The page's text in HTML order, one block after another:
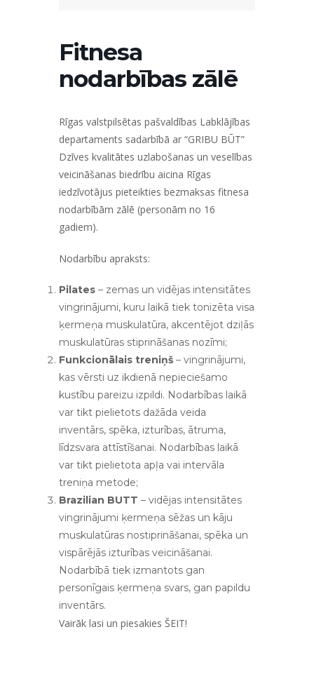
Fitnesa
nodarbības zālē
Rīgas valstpilsētas pašvaldības Labklājības
departaments sadarbībā ar “GRIBU BŪT”
Dzīves kvalitātes uzlabošanas un veselības
veicināšanas biedrību aicina Rīgas
iedzīvotājus pieteikties bezmaksas fitnesa
nodarbībām zālē (personām no 16
gadiem).
Nodarbību apraksts:
Pilates – zemas un vidējas intensitātes
vingrinājumi, kuru laikā tiek tonizēta visa
ķermeņa muskulatūra, akcentējot dziļās
muskulatūras stiprināšanas nozīmi;
Funkcionālais treniņš – vingrinājumi,
kas vērsti uz ikdienā nepieciešamo
kustību pareizu izpildi. Nodarbības laikā
var tikt pielietots dažāda veida
inventārs, spēka, izturības, ātruma,
līdzsvara attīstīšanai. Nodarbības laikā
var tikt pielietota apļa vai intervāla
treniņa metode;
Brazilian BUTT – vidējas intensitātes
vingrinājumi ķermeņa sēžas un kāju
muskulatūras nostiprināšanai, spēka un
vispārējās izturības veicināšanai.
Nodarbībā tiek izmantots gan
personīgais ķermeņa svars, gan papildu
inventārs.
Vairāk lasi un piesakies ŠEIT!